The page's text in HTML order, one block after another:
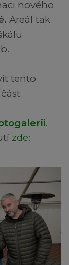
nového
Areál tak
tento
.
zde: